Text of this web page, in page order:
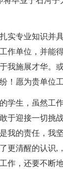
实专业知识并
作单位，并能
我施展才华。
！愿为贵单位
学生，虽然工
于迎接一切挑
我的责任，我
更清醒的认识,
作，还要不断